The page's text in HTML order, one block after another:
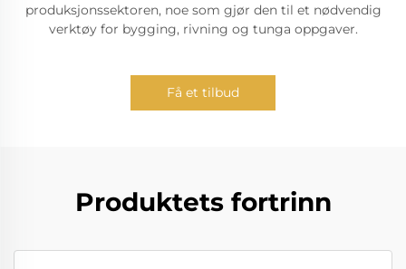
produksjonssektoren, noe som gjør den til et nødvendig
verktøy for bygging, rivning og tunga oppgaver.
Få et tilbud
Produktets fortrinn